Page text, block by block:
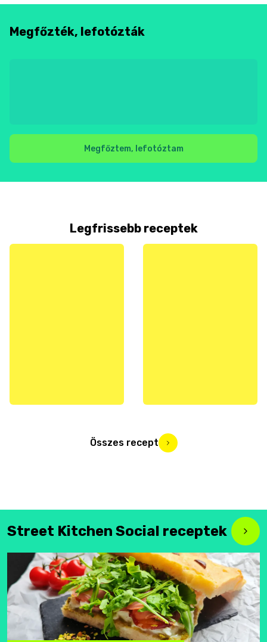
Megfőzték, lefotózták
Megfőztem, lefotóztam
Legfrissebb receptek
Összes recept
Street Kitchen Social receptek